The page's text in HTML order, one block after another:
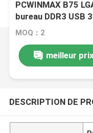
PCWINMAX B75
bureau DDR3 USB
Puceau de puce
MOQ：2
meilleur prix
DESCRIPTION DE